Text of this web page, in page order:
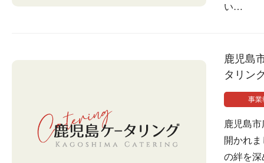
い…
鹿児島
タリン
事業
鹿児島
開かれ
の絆を深